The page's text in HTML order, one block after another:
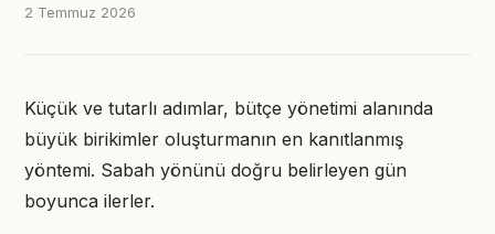
2 Temmuz 2026
Küçük ve tutarlı adımlar, bütçe yönetimi alanında
büyük birikimler oluşturmanın en kanıtlanmış
yöntemi. Sabah yönünü doğru belirleyen gün
boyunca ilerler.